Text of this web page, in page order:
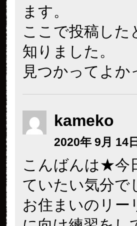
ます。
ここで投稿した
知りました。
見つかってよか
kameko
2020年 9月 14日
こんばんは★今
ていたい気分で
お住まいのリー